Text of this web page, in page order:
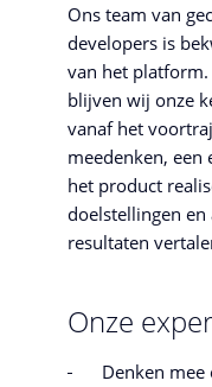
Ons team van
developers is
van het
blijven wij onze
vanaf het
meedenken,
het product
doelstellingen
resultaten
Onze
Denken